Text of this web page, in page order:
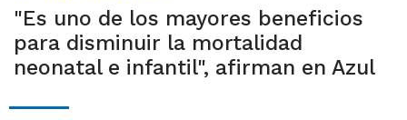
"Es uno de los mayores beneficios
para disminuir la mortalidad
neonatal e infantil", afirman en Azul